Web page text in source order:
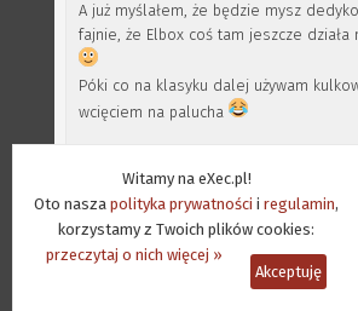
Witamy na eXec.pl!
Oto nasza polityka prywatności i regulamin,
korzystamy z Twoich plików cookies:
przeczytaj o nich więcej »
Akceptuję
A już myślałem, że będzie mysz
fajnie, że Elbox coś tam jeszcze działa
Póki co na klasyku dalej używam
wcięciem na palucha
Aktualności/Ostatnie
Projekt